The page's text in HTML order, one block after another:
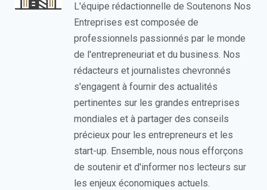
L'équipe rédactionnelle de Soutenons Nos
Entreprises est composée de
professionnels passionnés par le monde
de l'entrepreneuriat et du business. Nos
rédacteurs et journalistes chevronnés
s'engagent à fournir des actualités
pertinentes sur les grandes entreprises
mondiales et à partager des conseils
précieux pour les entrepreneurs et les
start-up. Ensemble, nous nous efforçons
de soutenir et d'informer nos lecteurs sur
les enjeux économiques actuels.